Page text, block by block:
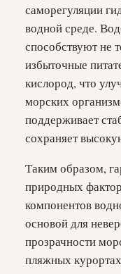
саморегуляции
водной среде.
способствуют не
избыточные
кислород, что
морских
поддерживает
сохраняет
Таким образом,
природных
компонентов
основой для
прозрачности
пляжных